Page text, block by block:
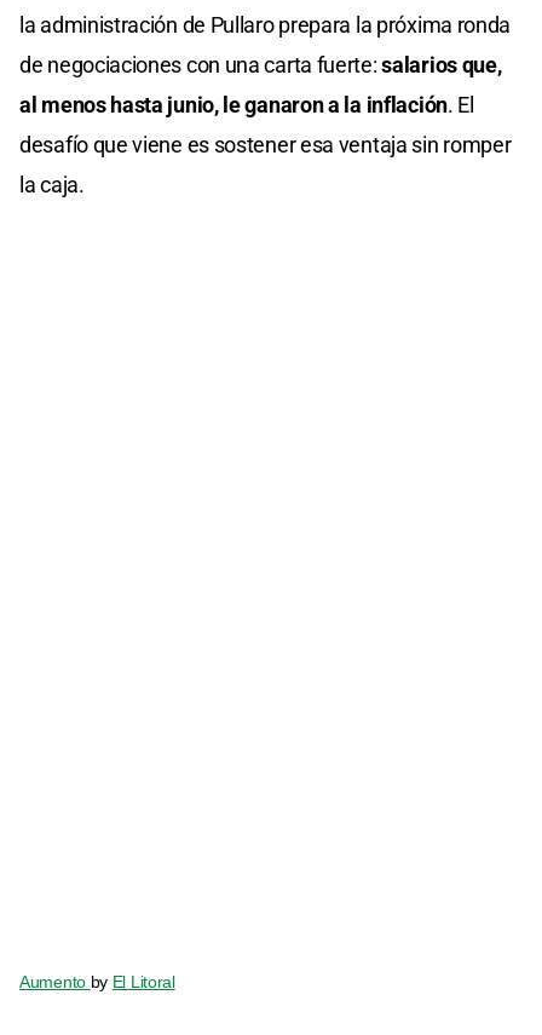
la administración de Pullaro prepara la próxima ronda
de negociaciones con una carta fuerte:salarios que,
al menos hasta junio, le ganaron a la inflación. El
desafío que viene es sostener esa ventaja sin romper
la caja.
Aumento by El Litoral